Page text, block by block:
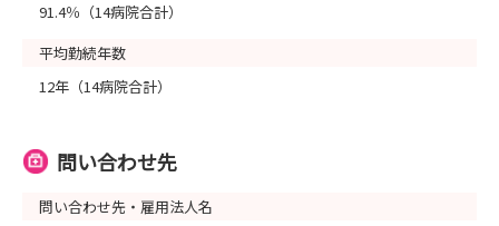
91.4％（14病院合計）
平均勤続年数
12年（14病院合計）
問い合わせ先
問い合わせ先・雇用法人名